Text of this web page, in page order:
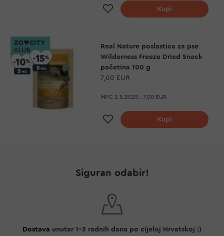
Dodaj na listu želja
Kupi
Real Nature poslastica za pse
Wilderness Freeze Dried Snack
pačetina 100 g
7,00 EUR
MPC 2.5.2025.: 7,00 EUR
Dodaj na listu želja
Kupi
Siguran odabir!
Dostava unutar 1-3 radnih dana po cijeloj Hrvatskoj :)